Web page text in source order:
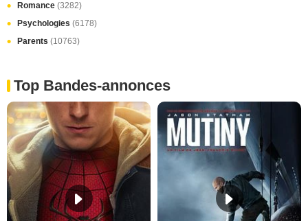
Romance (3282)
Psychologies (6178)
Parents (10763)
Top Bandes-annonces